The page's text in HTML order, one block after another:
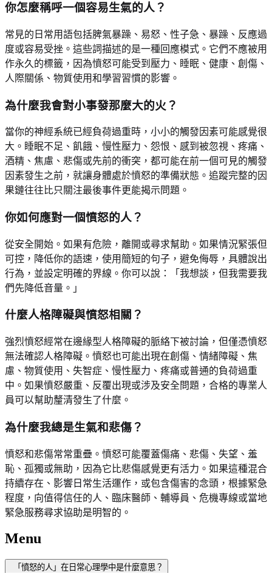
你怎麼稱呼一個容易生氣的人？
常見的日常用語包括脾氣暴躁、易怒、性子急、暴躁、反應過
度或容易受挫。這些詞描述的是一種回應模式。它們不應被用
作永久的標籤，因為憤怒可能受到壓力、睡眠、健康、創傷、
人際關係、物質使用和學習習慣的影響。
為什麼我會對小事發那麼大的火？
當你的神經系統已經負荷過重時，小小的觸發因素可能感覺很
大。睡眠不足、飢餓、慢性壓力、怨恨、感到被忽視、疼痛、
酒精、焦慮、悲傷或先前的衝突，都可能在前一個可見的觸發
因素發生之前，就讓身體處於憤怒的準備狀態。追蹤完整的因
果鏈往往比只關注最後事件更能揭示問題。
你如何應對一個憤怒的人？
從安全開始。如果有危險，離開或尋求幫助。如果情況緊張但
可控，降低你的語速，使用簡短的句子，避免侮辱，具體說出
行為，並設定明確的界線。你可以說：「我想談，但我需要我
們先降低音量。」
什麼人格障礙與憤怒相關？
強烈憤怒經常在邊緣型人格障礙的脈絡下被討論，但僅憑憤怒
無法確認人格障礙。憤怒也可能出現在創傷、情緒障礙、焦
慮、物質使用、失智症、慢性壓力、疼痛或普通的負荷過重
中。如果憤怒嚴重、反覆出現或涉及安全問題，合格的專業人
員可以幫助釐清發生了什麼。
為什麼我總是生氣和悲傷？
憤怒和悲傷常常重疊。憤怒可能覆蓋傷痛、悲傷、失望、羞
恥、孤獨或無助，因為它比悲傷感覺更有活力。如果這種混合
持續存在、影響日常生活運作，或包含傷害的念頭，根據緊急
程度，向值得信任的人、臨床醫師、輔導員、危機專線或當地
緊急服務尋求協助是明智的。
Menu
「憤怒的人」在日常心理學中是什麼意思？